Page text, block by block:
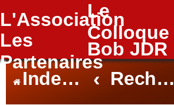
L'Association
Le
Colloque
Les
Partenaires
Bob JDR
FAQ
Index du forum Rechercher